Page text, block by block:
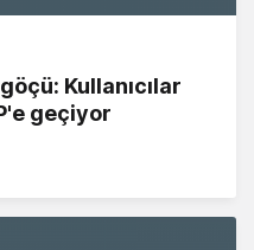
Kullanıcılar
geçiyor